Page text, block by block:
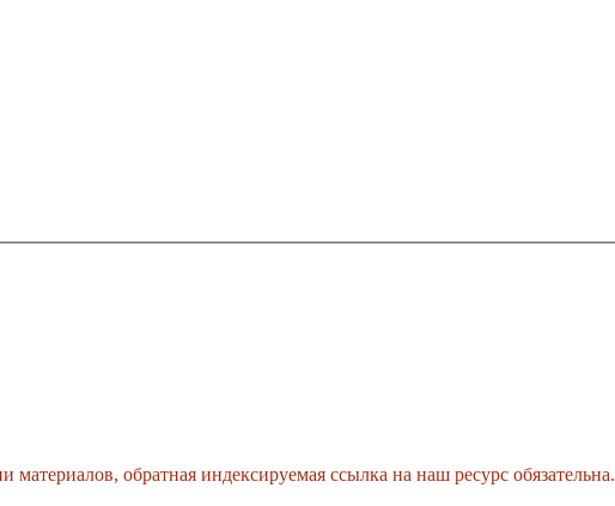
обратная индексируемая ссылка на наш ресурс обязательна.